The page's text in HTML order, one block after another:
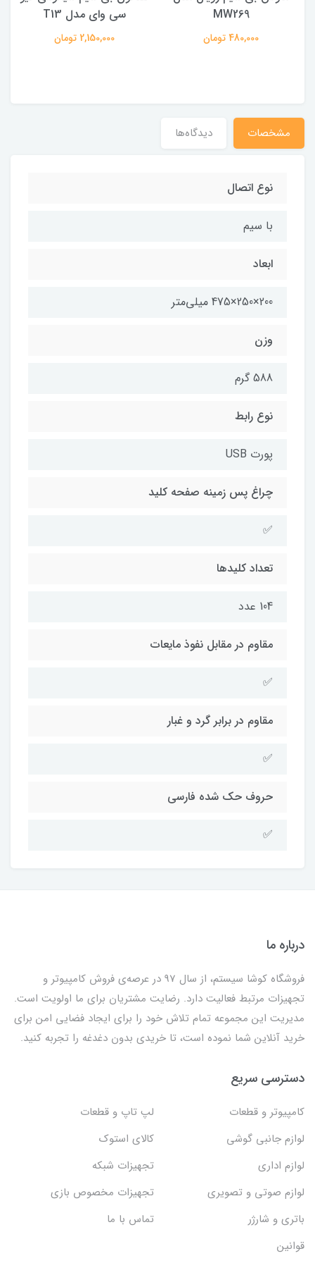
MW269
480,000 تومان
سی وای مدل T13
2,150,000 تومان
مشخصات دیدگاه‌ها
نوع اتصال
با سیم
ابعاد
200×250×475 میلی‌متر
وزن
588 گرم
نوع رابط
پورت USB
چراغ‌ پس زمینه صفحه کلید
✅
تعداد کلیدها
104 عدد
مقاوم در مقابل نفوذ مایعات
✅
مقاوم در برابر گرد و غبار
✅
حروف حک شده فارسی
✅
درباره ما
فروشگاه کوشا سیستم، از سال 97 در عرصه‌ی فروش کامپیوتر و
تجهیزات مرتبط فعالیت دارد. رضایت مشتریان برای ما اولویت است.
مدیریت این مجموعه تمام تلاش خود را برای ایجاد فضایی امن برای
خرید آنلاین شما نموده است، تا خریدی بدون دغدغه را تجربه کنید.
دسترسی سریع
کامپیوتر و قطعات
لپ تاپ و قطعات
لوازم جانبی گوشی
کالای استوک
لوازم اداری
تجهیزات شبکه
لوازم صوتی و تصویری
تجهیزات مخصوص بازی
باتری و شارژر
تماس با ما
قوانین